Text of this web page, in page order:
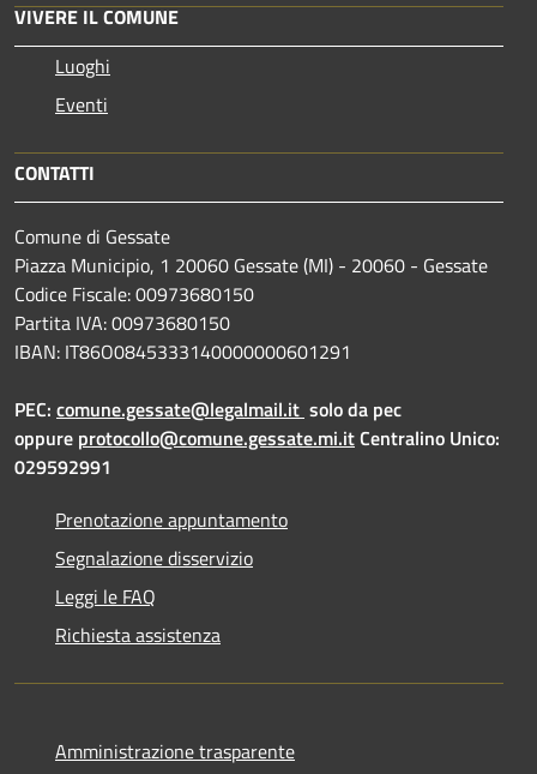
VIVERE IL COMUNE
Luoghi
Eventi
CONTATTI
Comune di Gessate
Piazza Municipio, 1 20060 Gessate (MI) - 20060 - Gessate
Codice Fiscale: 00973680150
Partita IVA: 00973680150
IBAN: IT86O0845333140000000601291
PEC: comune.gessate@legalmail.it solo da pec
oppure protocollo@comune.gessate.mi.itCentralino Unico:
029592991
Prenotazione appuntamento
Segnalazione disservizio
Leggi le FAQ
Richiesta assistenza
Amministrazione trasparente